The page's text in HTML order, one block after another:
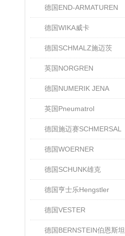
德国END-ARMATUREN
德国WIKA威卡
德国SCHMALZ施迈茨
英国NORGREN
德国NUMERIK JENA
英国Pneumatrol
德国施迈赛SCHMERSAL
德国WOERNER
德国SCHUNK雄克
德国亨士乐Hengstler
德国VESTER
德国BERNSTEIN伯恩斯坦